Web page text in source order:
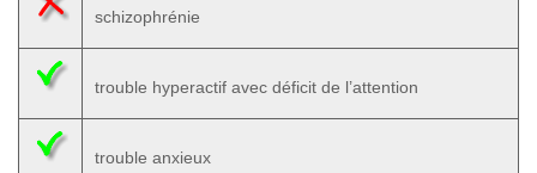
schizophrénie
trouble hyperactif avec déficit de l’attention
trouble anxieux